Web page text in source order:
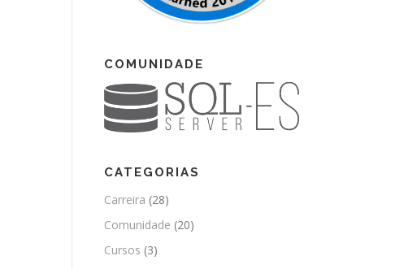
COMUNIDADE
CATEGORIAS
Carreira (28)
Comunidade (20)
Cursos (3)